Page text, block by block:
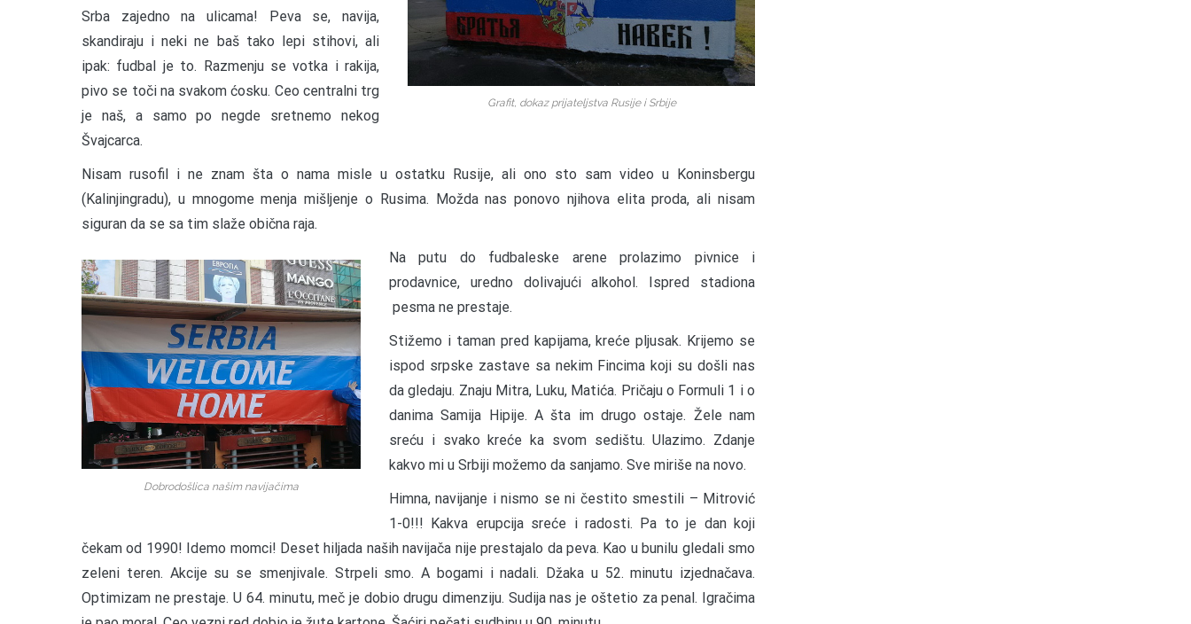
Grafit, dokaz prijateljstva Rusije i Srbije
Srba zajedno na ulicama! Peva se, navija,
skandiraju i neki ne baš tako lepi stihovi, ali
ipak: fudbal je to. Razmenju se votka i rakija,
pivo se toči na svakom ćosku. Ceo centralni trg
je naš, a samo po negde sretnemo nekog
Švajcarca.
Nisam rusofil i ne znam šta o nama misle u ostatku Rusije, ali ono sto sam video u Koninsbergu
(Kalinjingradu), u mnogome menja mišljenje o Rusima. Možda nas ponovo njihova elita proda, ali nisam
siguran da se sa tim slaže obična raja.
Dobrodošlica našim navijačima
Na putu do fudbaleske arene prolazimo pivnice i
prodavnice, uredno dolivajući alkohol. Ispred stadiona
pesma ne prestaje.
Stižemo i taman pred kapijama, kreće pljusak. Krijemo se
ispod srpske zastave sa nekim Fincima koji su došli nas
da gledaju. Znaju Mitra, Luku, Matića. Pričaju o Formuli 1 i o
danima Samija Hipije. A šta im drugo ostaje. Žele nam
sreću i svako kreće ka svom sedištu. Ulazimo. Zdanje
kakvo mi u Srbiji možemo da sanjamo. Sve miriše na novo.
Himna, navijanje i nismo se ni čestito smestili – Mitrović
1-0!!! Kakva erupcija sreće i radosti. Pa to je dan koji
čekam od 1990! Idemo momci! Deset hiljada naših navijača nije prestajalo da peva. Kao u bunilu gledali smo
zeleni teren. Akcije su se smenjivale. Strpeli smo. A bogami i nadali. Džaka u 52. minutu izjednačava.
Optimizam ne prestaje. U 64. minutu, meč je dobio drugu dimenziju. Sudija nas je oštetio za penal. Igračima